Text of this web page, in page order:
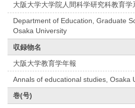
大阪大学大学院人間科学研究科教育学
Department of Education, Graduate
Osaka University
収録物名
大阪大学教育学年報
Annals of educational studies, Osaka
巻(号)